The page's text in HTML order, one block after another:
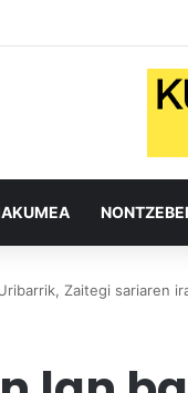
Zaitegi sariaren